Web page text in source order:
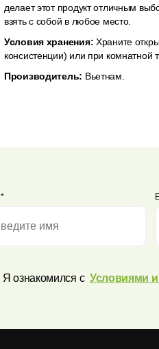
делает этот продукт отличным
взять с собой в любое место.
Условия хранения: Храните
консистенции) или при комнатной
Производитель: Вьетнам.
*
Я ознакомился с Условиями